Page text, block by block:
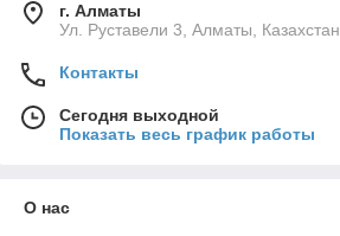
г. Алматы
Ул. Руставели 3, Алматы, Казахстан
Контакты
Сегодня выходной
Показать весь график работы
О нас